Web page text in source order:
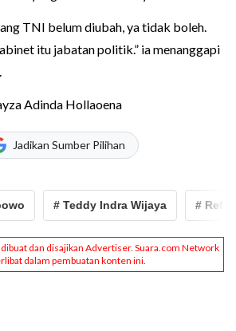
TNI belum diubah, ya tidak boleh.
itu jabatan politik.” ia menanggapi
Adinda Hollaoena
Jadikan Sumber Pilihan
# Teddy Indra Wijaya # Refly